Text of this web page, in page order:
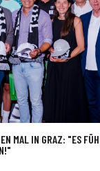
MAL IN GRAZ: "ES